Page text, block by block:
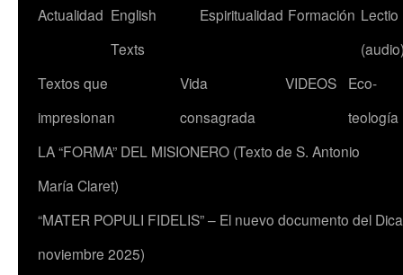
Actualidad English
Texts
Espiritualidad Formación Lectio
Textos que
impresionan
Vida
consagrada
VIDEOS
Eco-
teología
LA “FORMA” DEL MISIONERO (Texto de S. Antonio
María Claret)
“MATER POPULI FIDELIS” – El nuevo documento del
noviembre 2025)